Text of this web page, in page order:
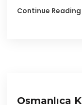
Continue Reading
Osmanlıca